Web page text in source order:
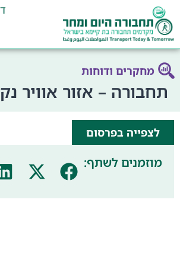
מחקרים ודוחות
תחבורה – אזור אוויר
לצפייה בפרסום
מוזמנים לשתף: